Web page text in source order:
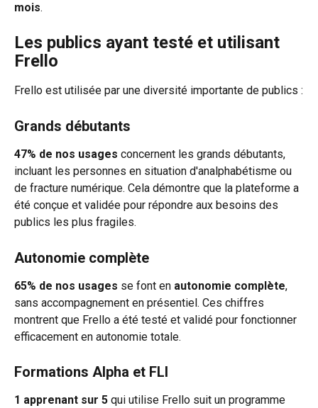
mois.
Les publics ayant testé et utilisant
Frello
Frello est utilisée par une diversité importante de publics :
Grands débutants
47% de nos usages concernent les grands débutants,
incluant les personnes en situation d'analphabétisme ou
de fracture numérique. Cela démontre que la plateforme a
été conçue et validée pour répondre aux besoins des
publics les plus fragiles.
Autonomie complète
65% de nos usages se font en autonomie complète,
sans accompagnement en présentiel. Ces chiffres
montrent que Frello a été testé et validé pour fonctionner
efficacement en autonomie totale.
Formations Alpha et FLI
1 apprenant sur 5 qui utilise Frello suit un programme